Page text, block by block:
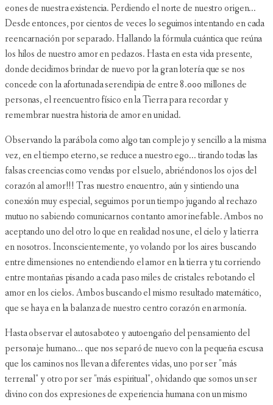
eones de nuestra existencia. Perdiendo el norte de nuestro origen...
Desde entonces, por cientos de veces lo seguimos intentando en cada
reencarnación por separado. Hallando la fórmula cuántica que reúna
los hilos de nuestro amor en pedazos. Hasta en esta vida presente,
donde decidimos brindar de nuevo por la gran lotería que se nos
concede con la afortunada serendipia de entre 8.000 millones de
personas, el reencuentro físico en la Tierra para recordar y
remembrar nuestra historia de amor en unidad.
Observando la parábola como algo tan complejo y sencillo a la misma
vez, en el tiempo eterno, se reduce a nuestro ego... tirando todas las
falsas creencias como vendas por el suelo, abriéndonos los ojos del
corazón al amor!!! Tras nuestro encuentro, aún y sintiendo una
conexión muy especial, seguimos por un tiempo jugando al rechazo
mutuo no sabiendo comunicarnos con tanto amor inefable. Ambos no
aceptando uno del otro lo que en realidad nos une, el cielo y la tierra
en nosotros. Inconscientemente, yo volando por los aires buscando
entre dimensiones no entendiendo el amor en la tierra y tu corriendo
entre montañas pisando a cada paso miles de cristales rebotando el
amor en los cielos. Ambos buscando el mismo resultado matemático,
que se haya en la balanza de nuestro centro corazón en armonía.
Hasta observar el autosaboteo y autoengaño del pensamiento del
personaje humano... que nos separó de nuevo con la pequeña escusa
que los caminos nos llevan a diferentes vidas, uno por ser "más
terrenal" y otro por ser "más espiritual", olvidando que somos un ser
divino con dos expresiones de experiencia humana con un mismo